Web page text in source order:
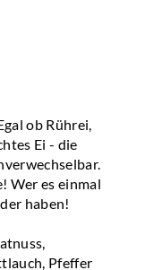
ob Rührei,
Ei - die
Wer es einmal
haben!
Pfeffer